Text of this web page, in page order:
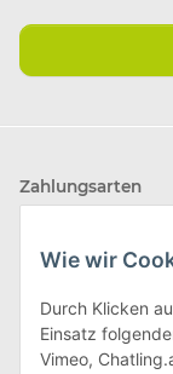
Wie wir
Durch Klicken
Einsatz
Vimeo,
Zahlungsarten
Wir versenden